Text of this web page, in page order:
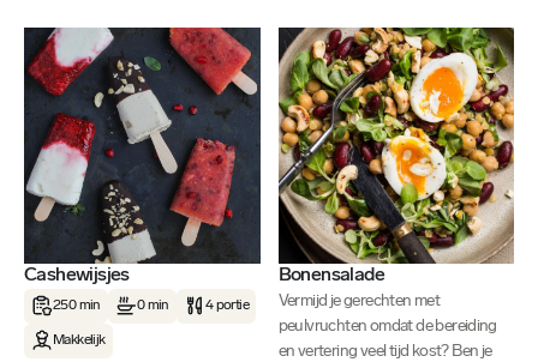
Cashewijsjes
250 min 0 min 4 portie
Makkelijk
Bonensalade
Vermijd je gerechten met
peulvruchten omdat de bereiding
en vertering veel tijd kost? Ben je